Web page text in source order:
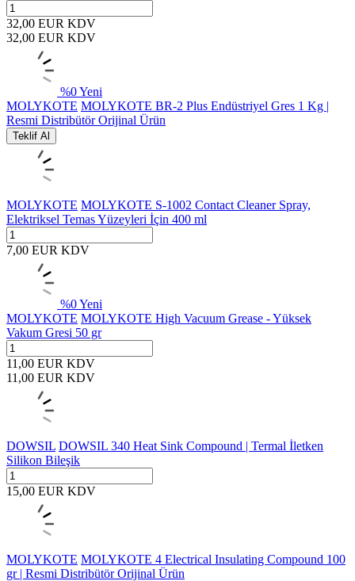
32,00 EUR KDV
32,00 EUR KDV
%0Yeni
MOLYKOTE MOLYKOTE BR-2 Plus Endüstriyel Gres 1 Kg |
Resmi Distribütör Orijinal Ürün
Teklif Al
MOLYKOTE MOLYKOTE S-1002 Contact Cleaner Spray,
Elektriksel Temas Yüzeyleri İçin 400 ml
7,00 EUR KDV
%0Yeni
MOLYKOTE MOLYKOTE High Vacuum Grease - Yüksek
Vakum Gresi 50 gr
11,00 EUR KDV
11,00 EUR KDV
DOWSIL DOWSIL 340 Heat Sink Compound | Termal İletken
Silikon Bileşik
15,00 EUR KDV
MOLYKOTE MOLYKOTE 4 Electrical Insulating Compound 100
gr | Resmi Distribütör Orijinal Ürün